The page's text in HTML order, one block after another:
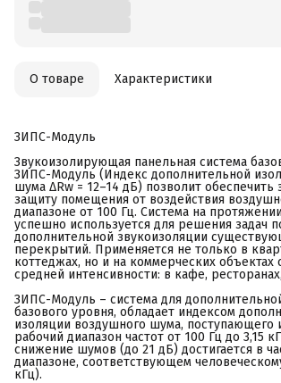
О товаре Характеристики
ЗИПС-Модуль
Звукоизолирующая панельная система
ЗИПС-Модуль (Индекс дополнительной
шума ΔRw = 12–14 дБ) позволит
защиту помещения от воздействия
диапазоне от 100 Гц. Система на
успешно используется для решения задач
дополнительной звукоизоляции
перекрытий. Применяется не только в
коттеджах, но и на коммерческих
средней интенсивности: в кафе,
ЗИПС-Модуль – система для
базового уровня, обладает индексом
изоляции воздушного шума, поступающего
рабочий диапазон частот от 100 Гц до 3,15
снижение шумов (до 21 дБ) достигается в
диапазоне, соответствующем
кГц).